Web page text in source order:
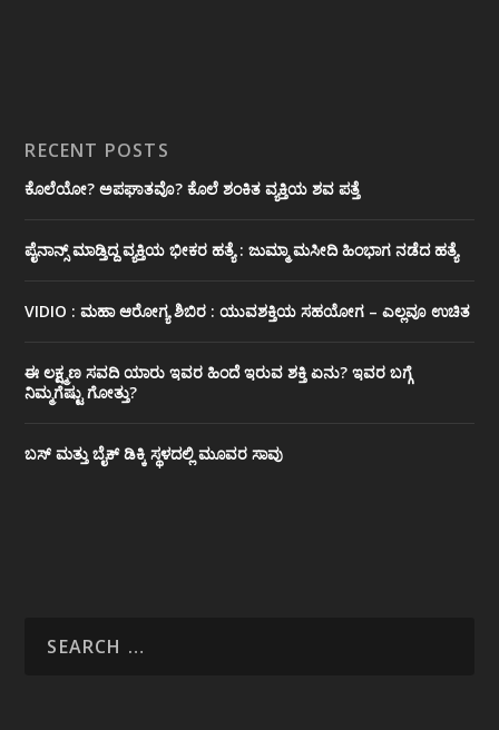
RECENT POSTS
ಕೊಲೆಯೋ? ಅಪಘಾತವೊ? ಕೊಲೆ ಶಂಕಿತ ವ್ಯಕ್ತಿಯ ಶವ ಪತ್ತೆ
ಪೈನಾನ್ಸ್ ಮಾಡ್ತಿದ್ದ ವ್ಯಕ್ತಿಯ ಭೀಕರ‌ ಹತ್ಯೆ : ಜುಮ್ಮಾ ಮಸೀದಿ ಹಿಂಭಾಗ ನಡೆದ ಹತ್ಯೆ
VIDIO : ಮಹಾ ಆರೋಗ್ಯ ಶಿಬಿರ : ಯುವಶಕ್ತಿಯ ಸಹಯೋಗ – ಎಲ್ಲವೂ ಉಚಿತ
ಈ ಲಕ್ಷ್ಮಣ ಸವದಿ ಯಾರು ಇವರ ಹಿಂದೆ ಇರುವ ಶಕ್ತಿ ಏನು? ಇವರ ಬಗ್ಗೆ
ನಿಮ್ಮಗೆಷ್ಟು ಗೋತ್ತು?
ಬಸ್ ಮತ್ತು ಬೈಕ್ ಡಿಕ್ಕಿ ಸ್ಥಳದಲ್ಲಿ ಮೂವರ ಸಾವು